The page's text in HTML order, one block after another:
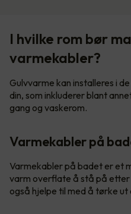
I hvilke rom bør
varmekabler?
Gulvvarme kan installeres i
din, som inkluderer blant
gang og vaskerom.
Varmekabler på
Varmekabler på badet er et
varm overflate å stå på etter
også hjelpe til med å tørke